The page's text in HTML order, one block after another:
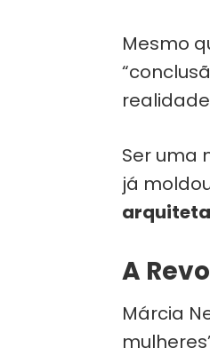
Mesmo
Ser uma
já
A
Márcia